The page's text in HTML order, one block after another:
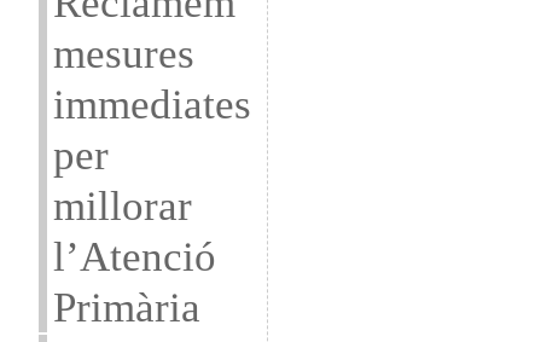
mesures
immediates
per
millorar
l’Atenció
Primària